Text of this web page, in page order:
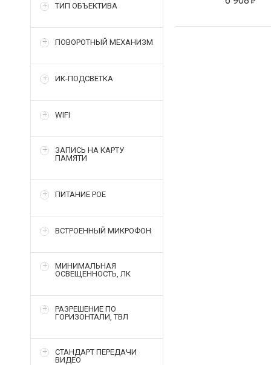
ТИП ОБЪЕКТИВА
ПОВОРОТНЫЙ МЕХАНИЗМ
ИК-ПОДСВЕТКА
WIFI
ЗАПИСЬ НА КАРТУ
ПАМЯТИ
ПИТАНИЕ POE
ВСТРОЕННЫЙ МИКРОФОН
МИНИМАЛЬНАЯ
ОСВЕЩЕННОСТЬ, ЛК
РАЗРЕШЕНИЕ ПО
ГОРИЗОНТАЛИ, ТВЛ
СТАНДАРТ ПЕРЕДАЧИ
ВИДЕО